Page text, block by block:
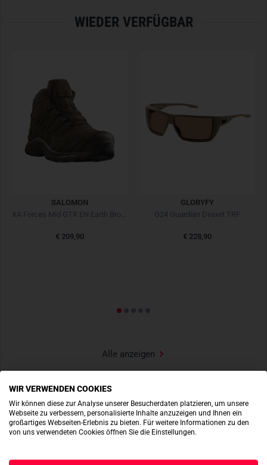
WIEDER VERFÜGBAR
Alle anzeigen
SALOMON
€ 209,90
GLORYFY
G24 Guardian Desert TRF
€ 228,90
TOP MARKEN
WIR VERWENDEN COOKIES
Wir können diese zur Analyse unserer Besucherdaten platzieren, um unsere
Webseite zu verbessern, personalisierte Inhalte anzuzeigen und Ihnen ein
großartiges Webseiten-Erlebnis zu bieten. Für weitere Informationen zu den
von uns verwendeten Cookies öffnen Sie die Einstellungen.